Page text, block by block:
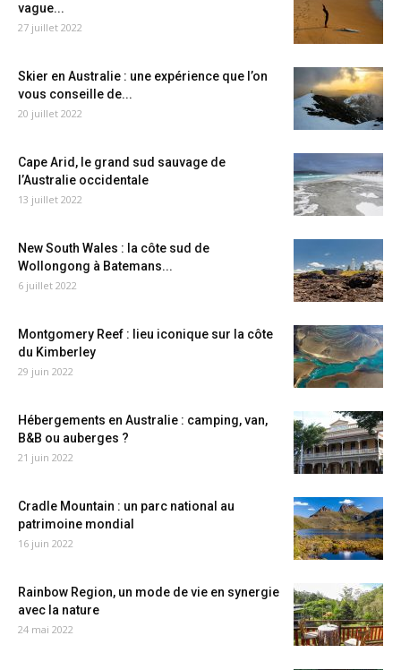
vague...
27 juillet 2022
Skier en Australie : une expérience que l’on
vous conseille de...
20 juillet 2022
Cape Arid, le grand sud sauvage de
l’Australie occidentale
13 juillet 2022
New South Wales : la côte sud de
Wollongong à Batemans...
6 juillet 2022
Montgomery Reef : lieu iconique sur la côte
du Kimberley
29 juin 2022
Hébergements en Australie : camping, van,
B&B ou auberges ?
21 juin 2022
Cradle Mountain : un parc national au
patrimoine mondial
16 juin 2022
Rainbow Region, un mode de vie en synergie
avec la nature
24 mai 2022